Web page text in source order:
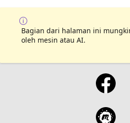
Bagian dari halaman ini
oleh mesin atau AI.